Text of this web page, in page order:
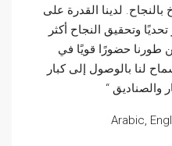
لدينا القدرة على
تحديًا وتحقيق النجاح أكثر
طورنا حضورًا قويًا في
لنا بالوصول إلى كبار
والصناديق “